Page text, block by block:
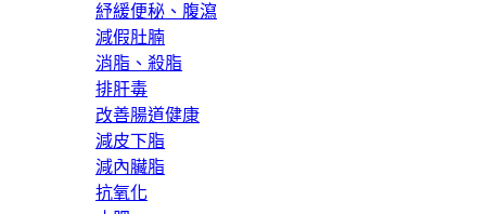
紓緩便秘、腹瀉
減假肚腩
消脂、殺脂
排肝毒
改善腸道健康
減皮下脂
減內臟脂
抗氧化